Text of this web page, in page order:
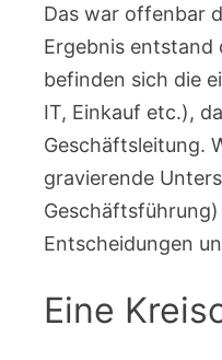
Das war offenbar
Ergebnis entstand
befinden sich die
IT, Einkauf etc.),
Geschäftsleitung.
gravierende
Entscheidungen
Eine